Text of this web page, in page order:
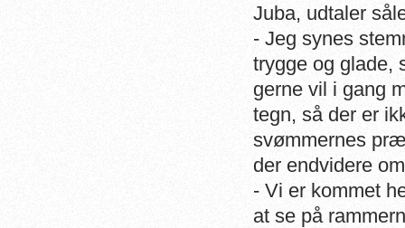
Juba, udtaler
- Jeg synes
trygge og glade,
gerne vil i gang
tegn, så der er
svømmernes
der endvidere
- Vi er kommet
at se på